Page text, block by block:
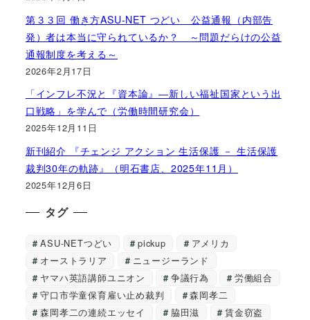
第３３回 働き方ASU-NET つどい 公益通報（内部告
発）者は本当に守られているか？ ～問題だらけの公益
通報制度を考える～
2026年2月17日
「インフレ不況と『資本論』―新しい福祉国家という出
口戦略」を学んで（労働時間研究会）
2025年12月11日
新刊紹介 『チェンジ アクション 生活保護 － 生活保護
裁判30年の軌跡』（明石書店、2025年11月）
2025年12月6日
タグ
ASU-NETつどい pickup
アメリカ
オーストラリア
ニュージーランド
ヤマハ英語講師ユニオン
争議行為
労働組合
守口市学童保育雇い止め裁判
森岡孝二
森岡孝二の連続エッセイ
脇田滋
賃金窃盗